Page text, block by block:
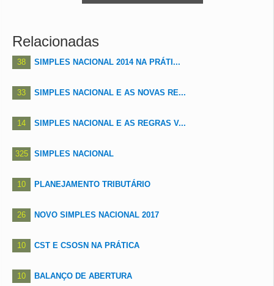
Relacionadas
38 SIMPLES NACIONAL 2014 NA PRÁTI...
33 SIMPLES NACIONAL E AS NOVAS RE...
14 SIMPLES NACIONAL E AS REGRAS V...
325 SIMPLES NACIONAL
10 PLANEJAMENTO TRIBUTÁRIO
26 NOVO SIMPLES NACIONAL 2017
10 CST E CSOSN NA PRÁTICA
10 BALANÇO DE ABERTURA